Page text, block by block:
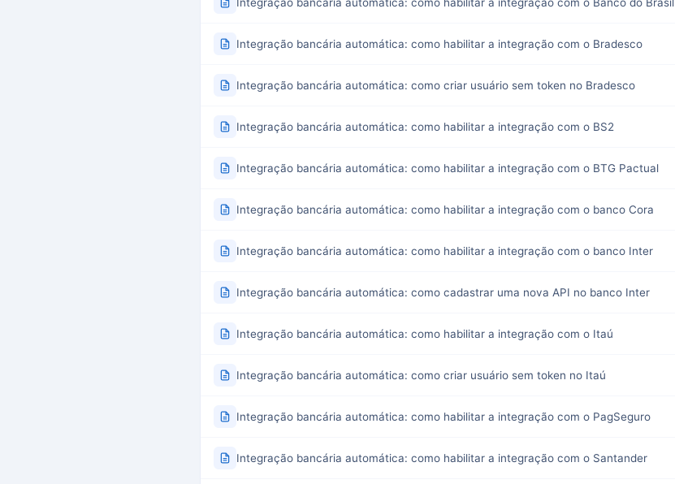
Integração bancária automática: como habilitar a integração com o Bradesco
Integração bancária automática: como criar usuário sem token no Bradesco
Integração bancária automática: como habilitar a integração com o BS2
Integração bancária automática: como habilitar a integração com o BTG Pactual
Integração bancária automática: como habilitar a integração com o banco Cora
Integração bancária automática: como habilitar a integração com o banco Inter
Integração bancária automática: como cadastrar uma nova API no banco Inter
Integração bancária automática: como habilitar a integração com o Itaú
Integração bancária automática: como criar usuário sem token no Itaú
Integração bancária automática: como habilitar a integração com o PagSeguro
Integração bancária automática: como habilitar a integração com o Santander